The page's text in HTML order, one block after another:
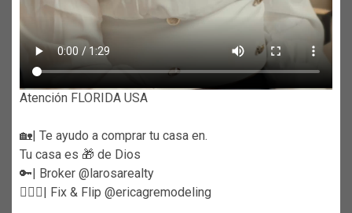
Atención FLORIDA USA
🏡| Te ayudo a comprar tu casa en.
Tu casa es 🎁 de Dios
🔑| Broker @larosarealty
👷🏼‍♀️| Fix & Flip @ericagremodeling